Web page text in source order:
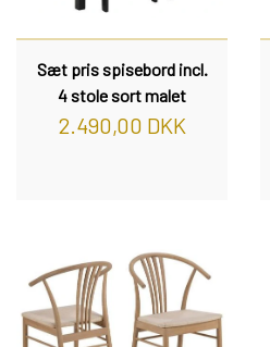
Sæt pris spisebord incl.
4 stole sort malet
2.490,00 DKK